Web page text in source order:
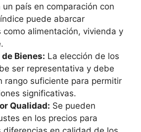
un país en⁤ comparación con
puede abarcar
como alimentación, vivienda y
Bienes: La elección de los
ser representativa y debe
rango ​suficiente⁢ para ⁤permitir
significativas.
⁣Qualidad: Se⁤ pueden
en los precios para